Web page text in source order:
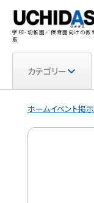
学校・幼稚園／保育園向けの教
販
カテゴリー
ホームイベント掲